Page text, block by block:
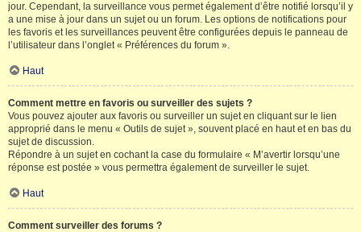
jour. Cependant, la surveillance vous permet également d’être notifié lorsqu’il y
a une mise à jour dans un sujet ou un forum. Les options de notifications pour
les favoris et les surveillances peuvent être configurées depuis le panneau de
l’utilisateur dans l’onglet « Préférences du forum ».
Haut
Comment mettre en favoris ou surveiller des sujets ?
Vous pouvez ajouter aux favoris ou surveiller un sujet en cliquant sur le lien
approprié dans le menu « Outils de sujet », souvent placé en haut et en bas du
sujet de discussion.
Répondre à un sujet en cochant la case du formulaire « M’avertir lorsqu’une
réponse est postée » vous permettra également de surveiller le sujet.
Haut
Comment surveiller des forums ?